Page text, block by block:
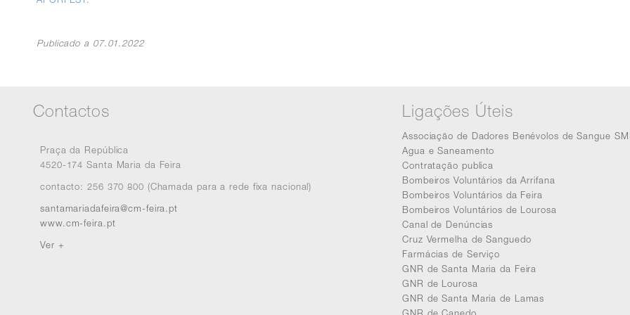
Publicado a 07.01.2022
Contactos
Praça da República
4520-174 Santa Maria da Feira
contacto: 256 370 800 (Chamada para a rede fixa nacional)
santamariadafeira@cm-feira.pt
www.cm-feira.pt
Ver +
Ligações Úteis
Associação de Dadores Benévolos de Sangue
Agua e Saneamento
Contratação publica
Bombeiros Voluntários da Arrifana
Bombeiros Voluntários da Feira
Bombeiros Voluntários de Lourosa
Canal de Denúncias
Cruz Vermelha de Sanguedo
Farmácias de Serviço
GNR de Santa Maria da Feira
GNR de Lourosa
GNR de Santa Maria de Lamas